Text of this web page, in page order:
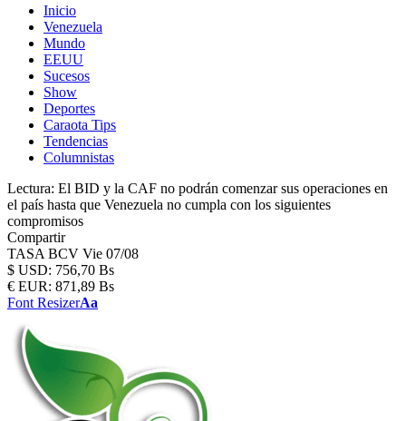
Inicio
Venezuela
Mundo
EEUU
Sucesos
Show
Deportes
Caraota Tips
Tendencias
Columnistas
Lectura: El BID y la CAF no podrán comenzar sus operaciones en
el país hasta que Venezuela no cumpla con los siguientes
compromisos
Compartir
TASA BCV Vie 07/08
$ USD: 756,70 Bs
€ EUR: 871,89 Bs
Font ResizerAa